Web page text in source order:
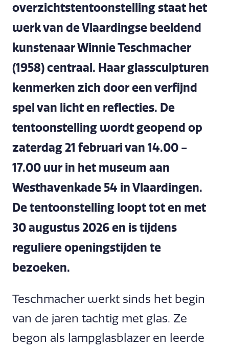
overzichtstentoonstelling staat het
werk van de Vlaardingse beeldend
kunstenaar Winnie Teschmacher
(1958) centraal. Haar glassculpturen
kenmerken zich door een verfijnd
spel van licht en reflecties. De
tentoonstelling wordt geopend op
zaterdag 21 februari van 14.00 -
17.00 uur in het museum aan
Westhavenkade 54 in Vlaardingen.
De tentoonstelling loopt tot en met
30 augustus 2026 en is tijdens
reguliere openingstijden te
bezoeken.
Teschmacher werkt sinds het begin
van de jaren tachtig met glas. Ze
begon als lampglasblazer en leerde